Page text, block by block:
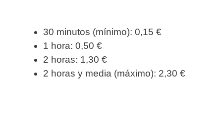
30 minutos (mínimo): 0,15 €
1 hora: 0,50 €
2 horas: 1,30 €
2 horas y media (máximo): 2,30 €